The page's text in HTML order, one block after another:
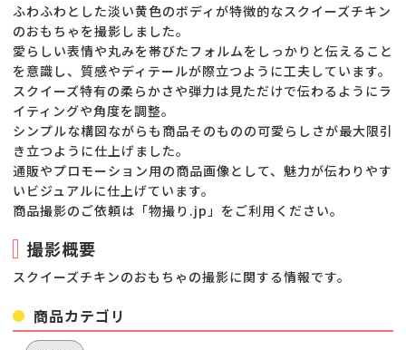
ふわふわとした淡い黄色のボディが特徴的なスクイーズチキン
のおもちゃを撮影しました。
愛らしい表情や丸みを帯びたフォルムをしっかりと伝えること
を意識し、質感やディテールが際立つように工夫しています。
スクイーズ特有の柔らかさや弾力は見ただけで伝わるようにラ
イティングや角度を調整。
シンプルな構図ながらも商品そのものの可愛らしさが最大限引
き立つように仕上げました。
通販やプロモーション用の商品画像として、魅力が伝わりやす
いビジュアルに仕上げています。
商品撮影のご依頼は「物撮り.jp」をご利用ください。
撮影概要
スクイーズチキンのおもちゃの撮影に関する情報です。
商品カテゴリ